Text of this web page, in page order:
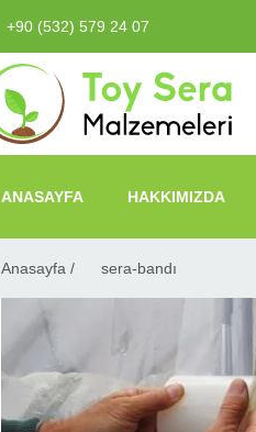
+90 (532) 579 24 07
ANASAYFA HAKKIMIZDA
Anasayfa / sera-bandı